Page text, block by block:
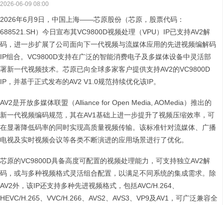
2026-06-09 08:00
2026年6月9日，中国上海——芯原股份（芯原，股票代码：
688521.SH）今日宣布其VC9800D视频处理（VPU）IP已支持AV2解
码，进一步扩展了公司面向下一代视频与流媒体应用的先进视频编解码
IP组合。VC9800D支持在广泛的智能消费电子及多媒体设备中灵活部
署新一代视频技术。芯原已向全球多家客户提供支持AV2的VC9800D
IP，并基于正式发布的AV2 V1.0规范持续优化该IP。
AV2是开放多媒体联盟（Alliance for Open Media, AOMedia）推出的
新一代视频编码规范，其在AV1基础上进一步提升了视频压缩效率，可
在显著降低码率的同时实现高质量视频传输。该标准针对流媒体、广播
电视及实时视频会议等各类不断演进的应用场景进行了优化。
芯原的VC9800D具备高度可配置的视频处理能力，可支持独立AV2解
码，或与多种视频格式灵活组合配置，以满足不同系统的集成需求。除
AV2外，该IP还支持多种先进视频格式，包括AVC/H.264、
HEVC/H.265、VVC/H.266、AVS2、AVS3、VP9及AV1，可广泛兼容全